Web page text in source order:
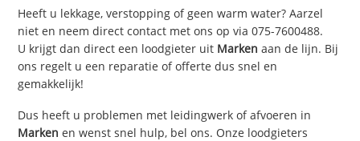
Heeft u lekkage, verstopping of geen warm water? Aarzel
niet en neem direct contact met ons op via 075-7600488.
U krijgt dan direct een loodgieter uit Marken aan de lijn. Bij
ons regelt u een reparatie of offerte dus snel en
gemakkelijk!
Dus heeft u problemen met leidingwerk of afvoeren in
Marken en wenst snel hulp, bel ons. Onze loodgieters